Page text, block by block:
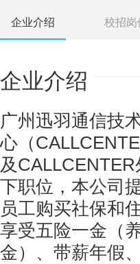
企业介绍 校招岗
企业介绍
广州迅羽通信技
心（
及
下职位，本公司
员工购买社保和
享受五险一金（
金）、带薪年假